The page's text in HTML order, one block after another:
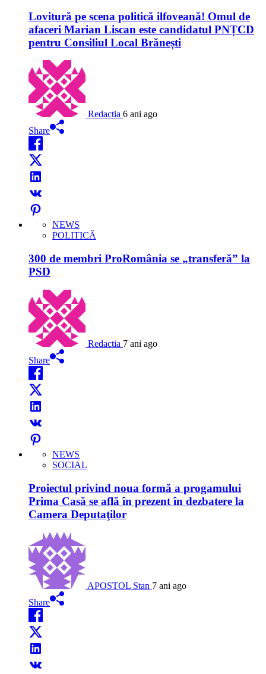
Lovitură pe scena politică ilfoveană! Omul de
afaceri Marian Liscan este candidatul PNȚCD
pentru Consiliul Local Brănești
Redactia 6 ani ago
Share
NEWS
POLITICĂ
300 de membri ProRomânia se „transferă” la
PSD
Redactia 7 ani ago
Share
NEWS
SOCIAL
Proiectul privind noua formă a progamului
Prima Casă se află în prezent în dezbatere la
Camera Deputaţilor
APOSTOL Stan 7 ani ago
Share